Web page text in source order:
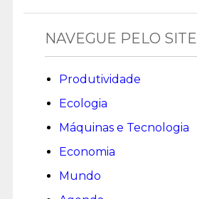
NAVEGUE PELO SITE
Produtividade
Ecologia
Máquinas e Tecnologia
Economia
Mundo